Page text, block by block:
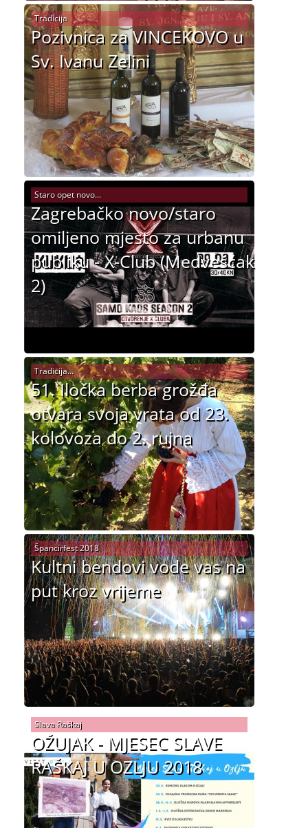
Pozivnica za VINCEKOVO u
Sv. Ivanu Zelini
Tradicija
Zagrebačko novo/staro
omiljeno mjesto za urbanu
publiku - X-Club (Medvešćak
2)
Staro opet novo...
51. Iločka berba grožđa
otvara svoja vrata od 23.
kolovoza do 2. rujna
Tradicija...
Kultni bendovi vode vas na
put kroz vrijeme
Špancirfest 2018
OŽUJAK - MJESEC SLAVE
RAŠKAJ U OZLJU 2018
Slava Raškaj